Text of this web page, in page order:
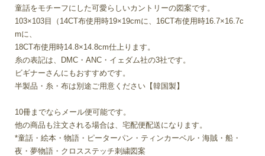
童話をモチーフにした可愛らしいカントリーの図案です。
103×103目（14CT布使用時19×19cmに、16CT布使用時16.7×16.7c
mに、
18CT布使用時14.8×14.8cm仕上ります。
糸の表記は、DMC・ANC・イェダム社の3社です。
ビギナーさんにもおすすめです。
半製品・糸・布は別途ご用意ください【韓国製】
10冊までならメール便可能です。
他の商品も注文される場合は、宅配便配送になります。
*童話・絵本・物語・ピーターパン・ティンカーベル・海賊・船・
夜・夢物語・クロスステッチ刺繍図案